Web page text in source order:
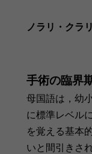
ノラリ・クラ
手術の臨界
母国語は，幼
に標準レベル
を覚える基本
いと間引きさ